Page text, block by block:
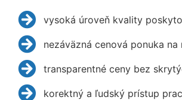
vysoká úroveň kvality
nezáväzná cenová ponuka na
transparentné ceny bez
korektný a ľudský prístup